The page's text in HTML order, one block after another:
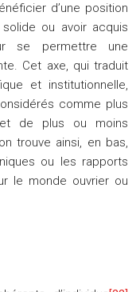
d’une position
ou avoir acquis
se permettre une
Cet axe, qui traduit
et institutionnelle,
comme plus
de plus ou moins
trouve ainsi, en bas,
ou les rapports
le monde ouvrier ou